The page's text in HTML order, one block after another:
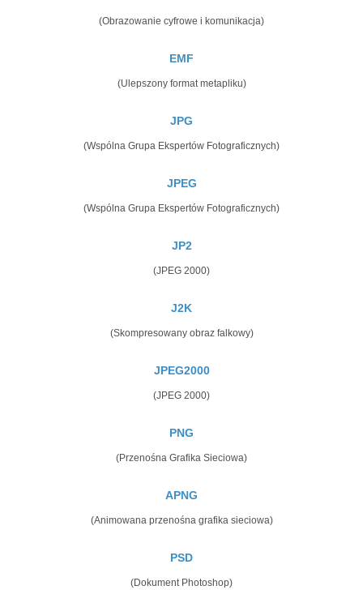
(Obrazowanie cyfrowe i komunikacja)
EMF
(Ulepszony format metapliku)
JPG
(Wspólna Grupa Ekspertów Fotograficznych)
JPEG
(Wspólna Grupa Ekspertów Fotograficznych)
JP2
(JPEG 2000)
J2K
(Skompresowany obraz falkowy)
JPEG2000
(JPEG 2000)
PNG
(Przenośna Grafika Sieciowa)
APNG
(Animowana przenośna grafika sieciowa)
PSD
(Dokument Photoshop)